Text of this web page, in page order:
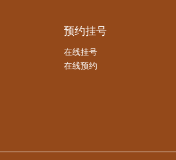
预约挂号
在线挂号
在线预约